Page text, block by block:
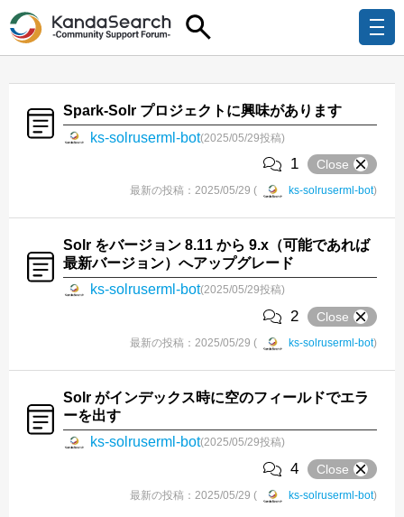
Spark-Solr プロジェクトに興味があります
ks-solruserml-bot(2025/05/29投稿)
1 Close
最新の投稿：2025/05/29 ( ks-solruserml-bot)
Solr をバージョン 8.11 から 9.x（可能であれば
最新バージョン）へアップグレード
ks-solruserml-bot(2025/05/29投稿)
2 Close
最新の投稿：2025/05/29 ( ks-solruserml-bot)
Solr がインデックス時に空のフィールドでエラ
ーを出す
ks-solruserml-bot(2025/05/29投稿)
4 Close
最新の投稿：2025/05/29 ( ks-solruserml-bot)